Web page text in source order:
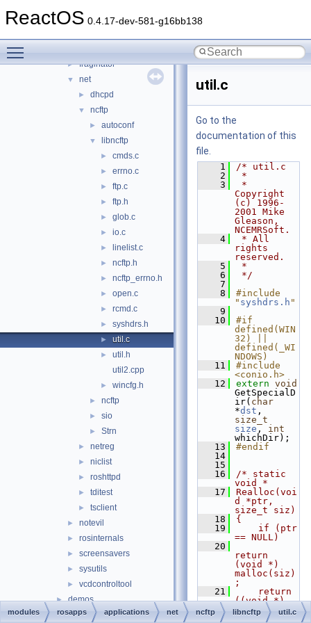
ReactOS 0.4.17-dev-581-g16bb138
▼ applications
► fraginator
▼ net
► dhcpd
▼ ncftp
► autoconf
▼ libncftp
► cmds.c
► errno.c
► ftp.c
► ftp.h
► glob.c
► io.c
► linelist.c
► ncftp.h
► ncftp_errno.h
► open.c
► rcmd.c
► syshdrs.h
► util.c
►
util.h
util2.cpp
► wincfg.h
► ncftp
► sio
► Strn
► netreg
► niclist
► roshttpd
► tditest
► tsclient
► notevil
► rosinternals
► screensavers
► sysutils
► vcdcontroltool
► demos
► drivers
util.c
Go to the
documentation of this
file.
    1
/* util.c
    2
*
    3
*
Copyright
(c) 1996-
2001 Mike
Gleason,
NCEMRSoft.
    4
* All
rights
reserved.
    5
*
    6
*/
    7
    8
#include
" syshdrs.h "
    9
   10
#if
defined(WIN
32) ||
defined(_WI
NDOWS)
   11
#include
<conio.h>
   12
extern void
GetSpecialD
ir( char
*dst
size_t
size , int
whichDir);
   13
#endif
   14
   15
   16
/* static
void *
   17
Realloc(voi
d *ptr,
size_t siz)
   18
{
   19
    if (ptr
== NULL)
   20
return
(void *)
malloc(siz)
;
   21
    return
((void *)
realloc(ptr
, siz));
modules rosapps applications net ncftp libncftp util.c